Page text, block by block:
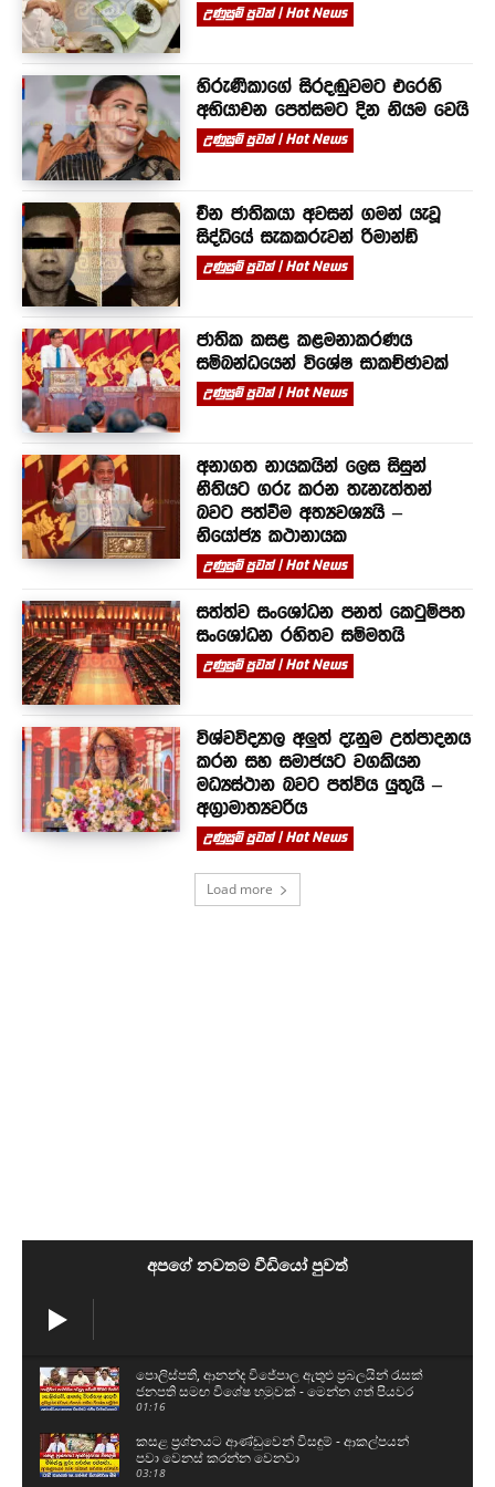
උණුසුම් පුවත් | Hot News
හිරුණිකාගේ සිරදඬුවමට එරෙහි
අභියාචන පෙත්සමට දින නියම වෙයි
උණුසුම් පුවත් | Hot News
චීන ජාතිකයා අවසන් ගමන් යැවූ
සිද්ධියේ සැකකරුවන් රිමාන්ඩ්
උණුසුම් පුවත් | Hot News
ජාතික කසළ කළමනාකරණය
සම්බන්ධයෙන් විශේෂ සාකච්ඡාවක්
උණුසුම් පුවත් | Hot News
අනාගත නායකයින් ලෙස සිසුන්
නීතියට ගරු කරන තැනැත්තන්
බවට පත්වීම අත්‍යවශ්‍යයි –
නියෝජ්‍ය කථානායක
උණුසුම් පුවත් | Hot News
සත්ත්ව සංශෝධන පනත් කෙටුම්පත
සංශෝධන රහිතව සම්මතයි
උණුසුම් පුවත් | Hot News
විශ්වවිද්‍යාල අලුත් දැනුම උත්පාදනය
කරන සහ සමාජයට වගකියන
මධ්‍යස්ථාන බවට පත්විය යුතුයි –
අග්‍රාමාත්‍යවරිය
උණුසුම් පුවත් | Hot News
Load more
අපගේ නවතම වීඩියෝ පුවත්
පොලිස්පති, ආනන්ද විජේපාල ඇතුළු ප්‍රබලයින් රැසක්
ජනපති සමඟ විශේෂ හමුවක් - මෙන්න ගත් පියවර
01:16
කසළ ප්‍රශ්නයට ආණ්ඩුවෙන් විසඳුම් - ආකල්පයන්
පවා වෙනස් කරන්න වෙනවා
03:18